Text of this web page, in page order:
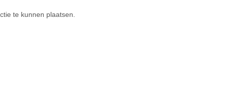
te kunnen plaatsen.